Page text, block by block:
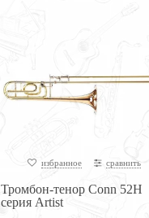
избранное сравнить
Тромбон-тенор Conn 52H
серия Artist